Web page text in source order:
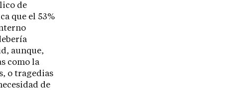
de
que el 53%
aunque,
como la
o tragedias
de